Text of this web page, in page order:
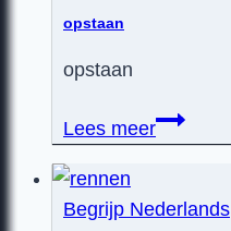
opstaan
opstaan
Lees meeropstaan
Begrijp Nederlands